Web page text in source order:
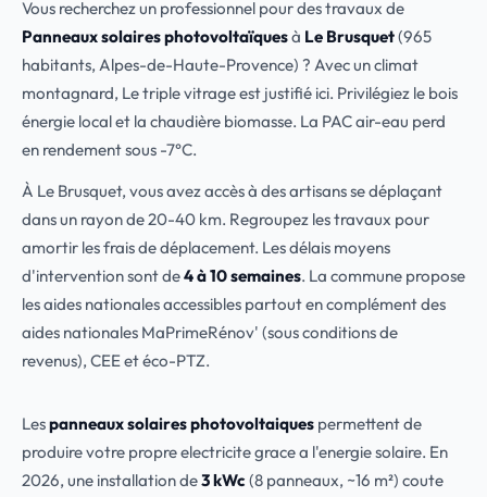
Vous recherchez un professionnel pour des travaux de
Panneaux solaires photovoltaïquesà Le Brusquet(965
habitants, Alpes-de-Haute-Provence) ? Avec un climat
montagnard, Le triple vitrage est justifié ici. Privilégiez le bois
énergie local et la chaudière biomasse. La PAC air-eau perd
en rendement sous -7°C.
À Le Brusquet, vous avez accès à des artisans se déplaçant
dans un rayon de 20-40 km. Regroupez les travaux pour
amortir les frais de déplacement. Les délais moyens
d'intervention sont de4 à 10 semaines. La commune propose
les aides nationales accessibles partout en complément des
aides nationales MaPrimeRénov' (sous conditions de
revenus), CEE et éco-PTZ.
Lespanneaux solaires photovoltaiques permettent de
produire votre propre electricite grace a l'energie solaire. En
2026, une installation de3 kWc (8 panneaux, ~16 m²) coute